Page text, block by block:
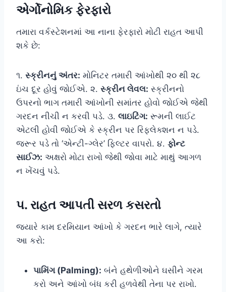
એર્ગોનોમિક ફેરફારો
તમારા વર્કસ્ટેશનમાં આ નાના ફેરફારો મોટી રાહત આપી
શકે છે:
૧. સ્ક્રીનનું અંતર: મોનિટર તમારી આંખોથી ૨૦ થી ૨૮
ઇંચ દૂર હોવું જોઈએ. ૨. સ્ક્રીન લેવલ: સ્ક્રીનનો
ઉપરનો ભાગ તમારી આંખોની સમાંતર હોવો જોઈએ જેથી
ગરદન નીચી ન કરવી પડે. ૩. લાઇટિંગ: રૂમની લાઈટ
એટલી હોવી જોઈએ કે સ્ક્રીન પર રિફ્લેક્શન ન પડે.
જરૂર પડે તો ‘એન્ટી-ગ્લેર’ ફિલ્ટર વાપરો. ૪. ફોન્ટ
સાઈઝ: અક્ષરો મોટા રાખો જેથી જોવા માટે માથું આગળ
ન ખેંચવું પડે.
૫. રાહત આપતી સરળ કસરતો
જ્યારે કામ દરમિયાન આંખો કે ગરદન ભારે લાગે, ત્યારે
આ કરો:
પામિંગ (Palming): બંને હથેળીઓને ઘસીને ગરમ
કરો અને આંખો બંધ કરી હળવેથી તેના પર રાખો.